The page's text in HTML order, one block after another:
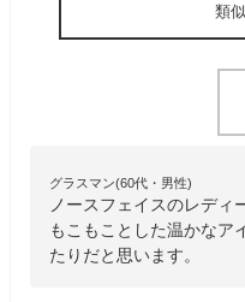
類
グラスマン(60代・男性)
ノースフェイスのレディ
もこもことした温かなア
たりだと思います。